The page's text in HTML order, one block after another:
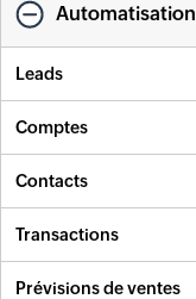
Leads
Comptes
Contacts
Transactions
Prévisions de ventes